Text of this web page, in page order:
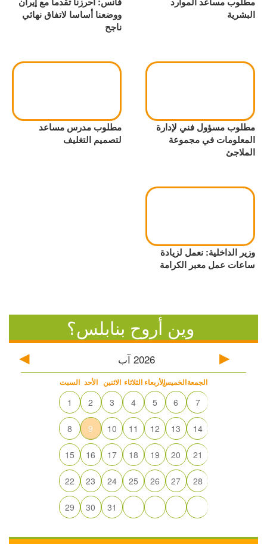
البشرية
ووضعنا أساسا لاتفاق نهائي
ناجح
مطلوب مسؤول فني لإدارة
المعلومات في مجموعة
الملاجئ
مطلوب مدرس مساعد
لتصميم التغليف
وزير الداخلية: نعمل لزيادة
ساعات عمل معبر الكرامة
وين أروح بنابلس؟
2026 آب
السبت الأحد الاثنين الثلاثاء الأربعاءالخميسالجمعة
1 2 3 4 5 6 7
8 9 10 11 12 13 14
15 16 17 18 19 20 21
22 23 24 25 26 27 28
29 30 31